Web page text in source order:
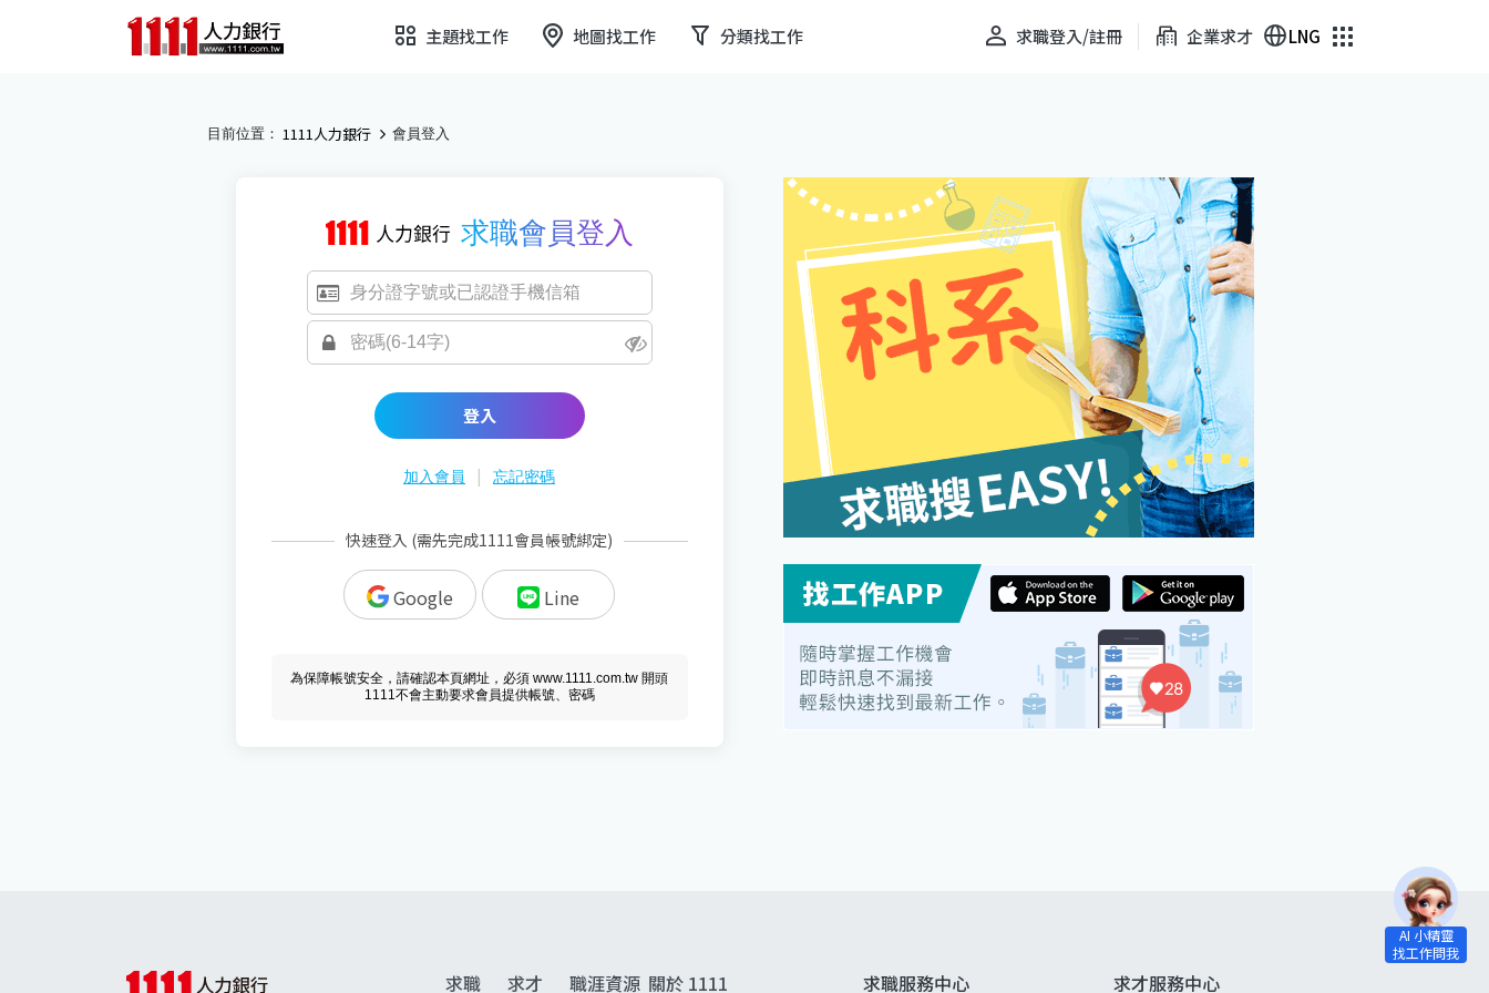
主題找工作 地圖找工作 分類找工作 求職登入/註冊 企業求才 LNG
目前位置： 1111人力銀行 會員登入
求職會員登入
登入
加入會員 | 忘記密碼
快速登入 (需先完成1111會員帳號綁定)
Google Line
為保障帳號安全，請確認本頁網址，必須 www.1111.com.tw 開頭
1111不會主動要求會員提供帳號、密碼
求職 求才 職涯資源 關於 1111 求職服務中心 求才服務中心